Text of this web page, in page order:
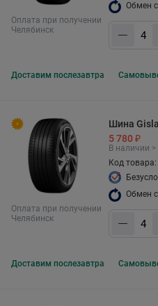
Оплата при получении
Челябинск
Обмен
Доставим послезавтра
Оплата при получении
Челябинск
Шина
5 780 ₽
В наличии
Код
Обмен
Доставим послезавтра